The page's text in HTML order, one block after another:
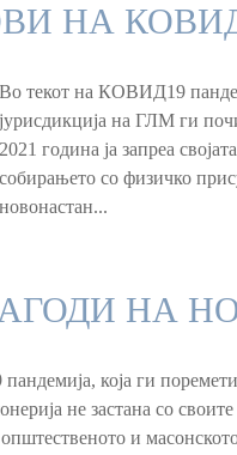
НА
Во текот на КОВИД19
јурисдикција на ГЛМ ги
2021 година ја запреа
собирањето со физичко
новонастан...
НА
која ги
не застана со
и